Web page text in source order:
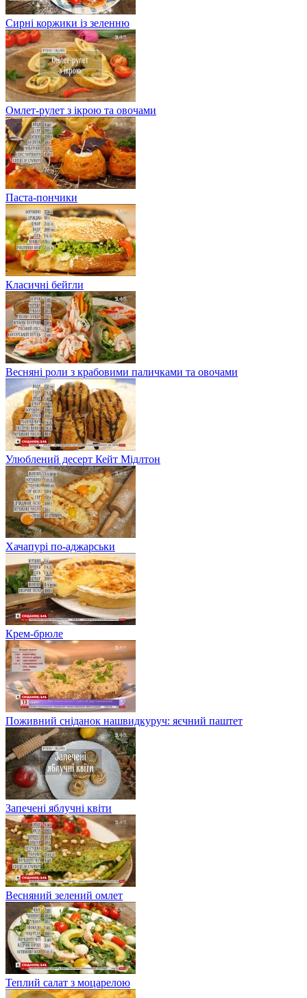
Сирні коржики із зеленню
Омлет-рулет з ікрою та овочами
Паста-пончики
Класичні бейгли
Весняні роли з крабовими паличками та овочами
Улюблений десерт Кейт Мідлтон
Хачапурі по-аджарськи
Крем-брюле
Поживний сніданок нашвидкуруч: яєчний паштет
Запечені яблучні квіти
Весняний зелений омлет
Теплий салат з моцарелою